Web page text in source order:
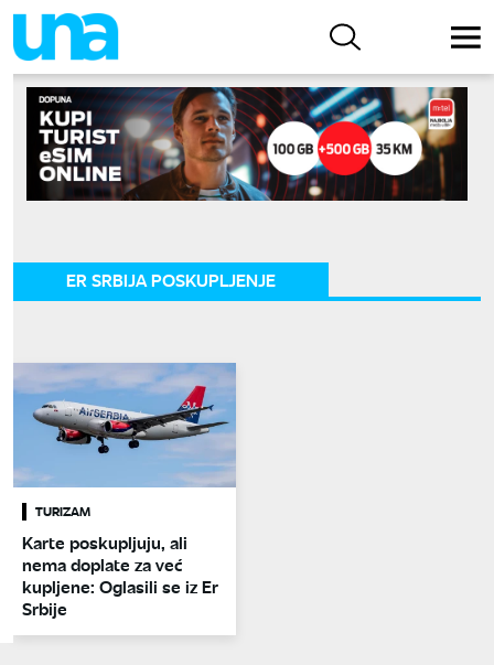
ER SRBIJA POSKUPLJENJE
TURIZAM
Karte poskupljuju, ali
nema doplate za već
kupljene: Oglasili se iz Er
Srbije